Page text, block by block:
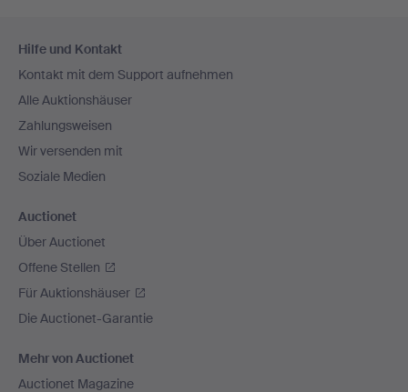
Navigation
Hilfe und Kontakt
Kontakt mit dem Support aufnehmen
Alle Auktionshäuser
Zahlungsweisen
Wir versenden mit
Soziale Medien
Auctionet
Über Auctionet
Offene Stellen
Für Auktionshäuser
Die Auctionet-Garantie
Mehr von Auctionet
Auctionet Magazine